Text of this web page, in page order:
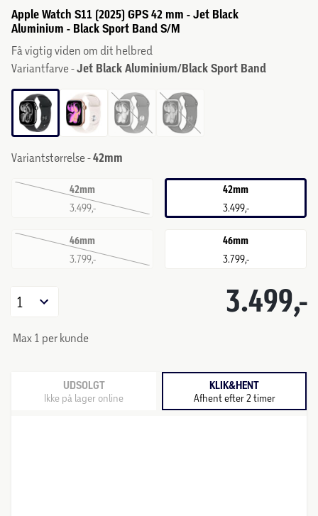
Apple Watch S11 (2025) GPS 42 mm - Jet Black
Aluminium - Black Sport Band S/M
Få vigtig viden om dit helbred
Variantfarve -Jet Black Aluminium/Black Sport Band
Variantstørrelse -42mm
42mm
3.499,-
42mm
3.499,-
46mm
3.799,-
46mm
3.799,-
3.499,-
1
Max 1 per kunde
UDSOLGT
Ikke på lager online
KLIK&HENT
Afhent efter 2 timer